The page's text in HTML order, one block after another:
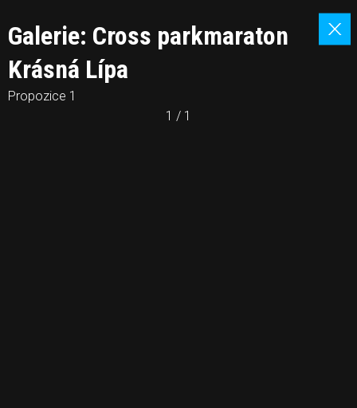
Galerie: Cross parkmaraton
Krásná Lípa
Propozice 1
1 / 1